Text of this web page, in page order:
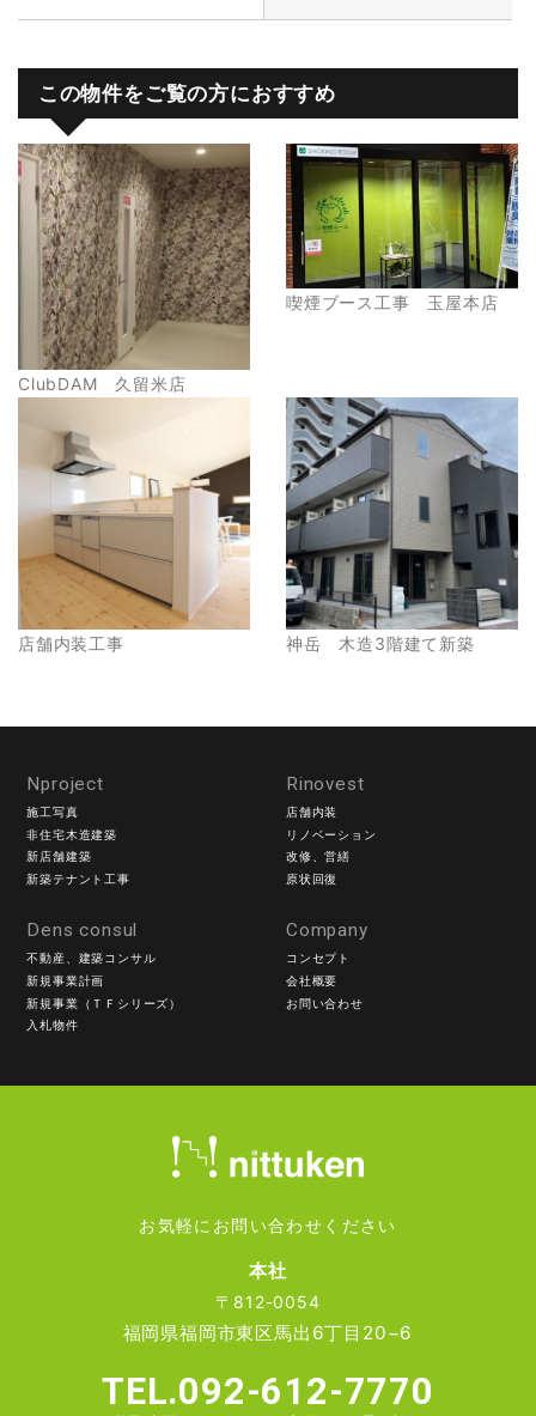
この物件をご覧の方におすすめ
ClubDAM 久留米店
喫煙ブース工事 玉屋本店
店舗内装工事 神岳 木造3階建て新築
Nproject
施工写真
非住宅木造建築
新店舗建築
新築テナント工事
Rinovest
店舗内装
リノベーション
改修、営繕
原状回復
Dens consul
不動産、建築コンサル
新規事業計画
新規事業（ＴＦシリーズ）
入札物件
Company
コンセプト
会社概要
お問い合わせ
お気軽にお問い合わせください
本社
〒812-0054
福岡県福岡市東区馬出6丁目20−6
TEL.092-612-7770